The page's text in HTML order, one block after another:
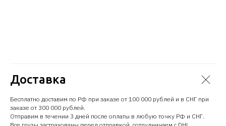
Доставка
Бесплатно доставим по РФ при заказе от 100 000 рублей и в СНГ при
заказе от 300 000 рублей.
Отправим в течении 3 дней после оплаты в любую точку РФ и СНГ.